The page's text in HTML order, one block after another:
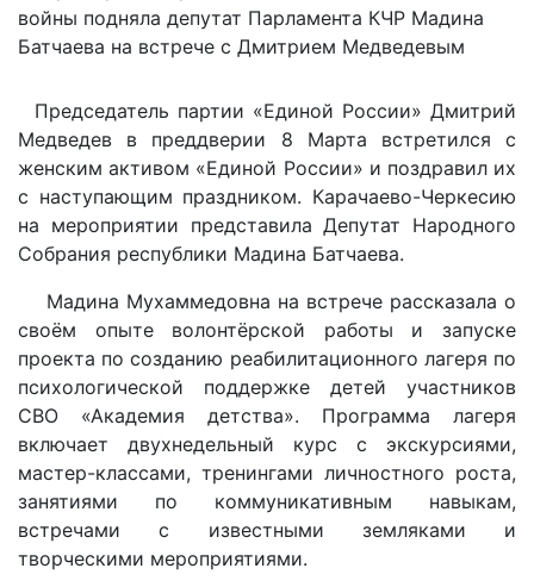
Председатель партии «Единой России» Дмитрий
Медведев в преддверии 8 Марта встретился с
женским активом «Единой России» и поздравил их
с наступающим праздником. Карачаево-Черкесию
на мероприятии представила Депутат Народного
Собрания республики Мадина Батчаева.
Мадина Мухаммедовна на встрече рассказала о
своём опыте волонтёрской работы и запуске
проекта по созданию реабилитационного лагеря по
психологической поддержке детей участников
СВО «Академия детства». Программа лагеря
включает двухнедельный курс с экскурсиями,
мастер-классами, тренингами личностного роста,
занятиями по коммуникативным навыкам,
встречами с известными земляками и
творческими мероприятиями.